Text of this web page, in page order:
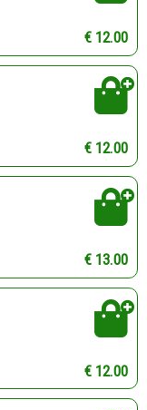
€ 12.00
€ 12.00
€ 13.00
€ 12.00